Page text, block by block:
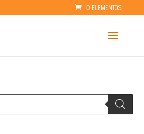
0 ELEMENTOS